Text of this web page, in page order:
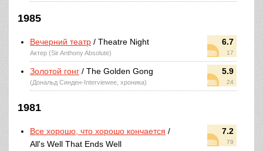
1985
6.7
17
Вечерний театр / Theatre Night
Актер (Sir Anthony Absolute)
5.9
24
Золотой гонг / The Golden Gong
(Дональд Синден-Interviewee, хроника)
1981
7.2
79
Все хорошо, что хорошо кончается /
All's Well That Ends Well